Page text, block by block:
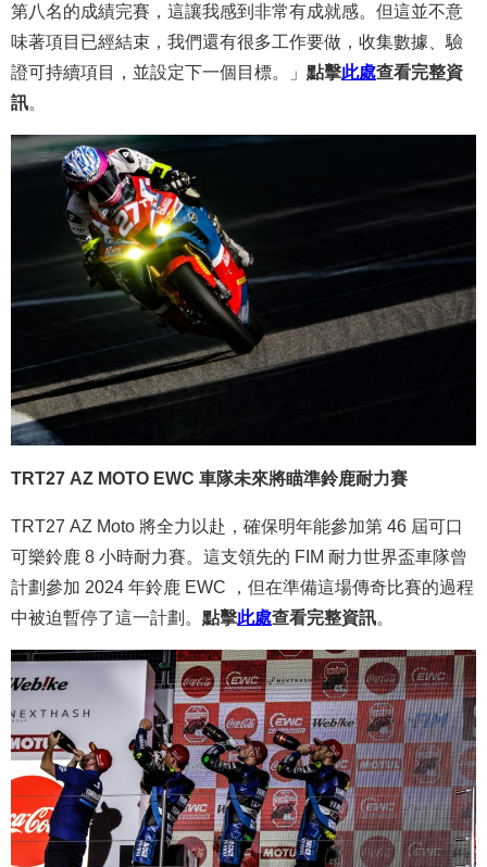
第八名的成績完賽，這讓我感到非常有成就感。但這並不意
味著項目已經結束，我們還有很多工作要做，收集數據、驗
證可持續項目，並設定下一個目標。」 點擊此處查看完整資
訊。
TRT27 AZ MOTO EWC 車隊未來將瞄準鈴鹿耐力賽
TRT27 AZ Moto 將全力以赴，確保明年能參加第 46 屆可口
可樂鈴鹿 8 小時耐力賽。這支領先的 FIM 耐力世界盃車隊曾
計劃參加 2024 年鈴鹿 EWC ，但在準備這場傳奇比賽的過程
中被迫暫停了這一計劃。 點擊此處查看完整資訊